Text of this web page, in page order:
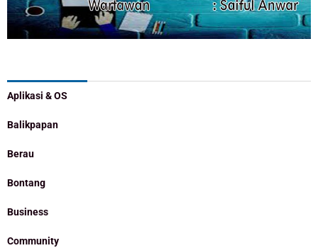
Aplikasi & OS
Balikpapan
Berau
Bontang
Business
Community